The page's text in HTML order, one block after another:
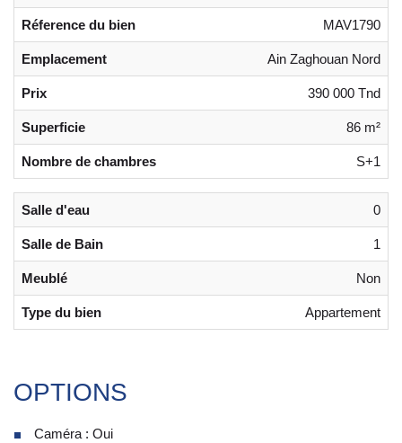
Réference du bien MAV1790
Emplacement Ain Zaghouan Nord
Prix 390 000 Tnd
Superficie 86 m²
Nombre de chambres S+1
Salle d'eau 0
Salle de Bain 1
Meublé Non
Type du bien Appartement
OPTIONS
Caméra : Oui